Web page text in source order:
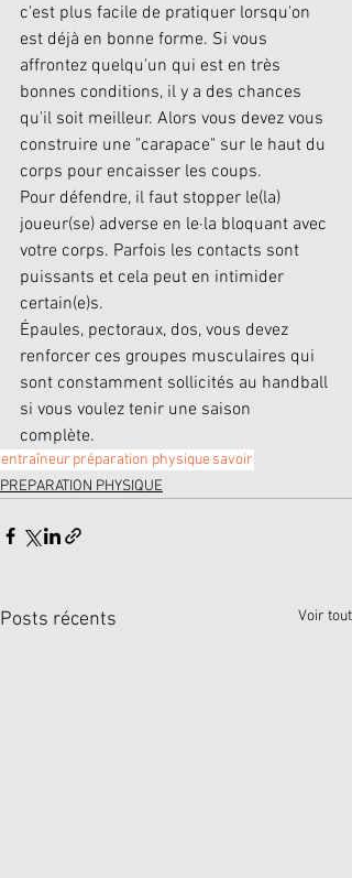
c'est plus facile de pratiquer lorsqu'on
est déjà en bonne forme. Si vous
affrontez quelqu'un qui est en très
bonnes conditions, il y a des chances
qu'il soit meilleur. Alors vous devez vous
construire une "carapace" sur le haut du
corps pour encaisser les coups.
Pour défendre, il faut stopper le(la)
joueur(se) adverse en le·la bloquant avec
votre corps. Parfois les contacts sont
puissants et cela peut en intimider
certain(e)s.
Épaules, pectoraux, dos, vous devez
renforcer ces groupes musculaires qui
sont constamment sollicités au handball
si vous voulez tenir une saison
complète.
entraîneur préparation physiquesavoir
PREPARATION PHYSIQUE
Posts récents Voir tout